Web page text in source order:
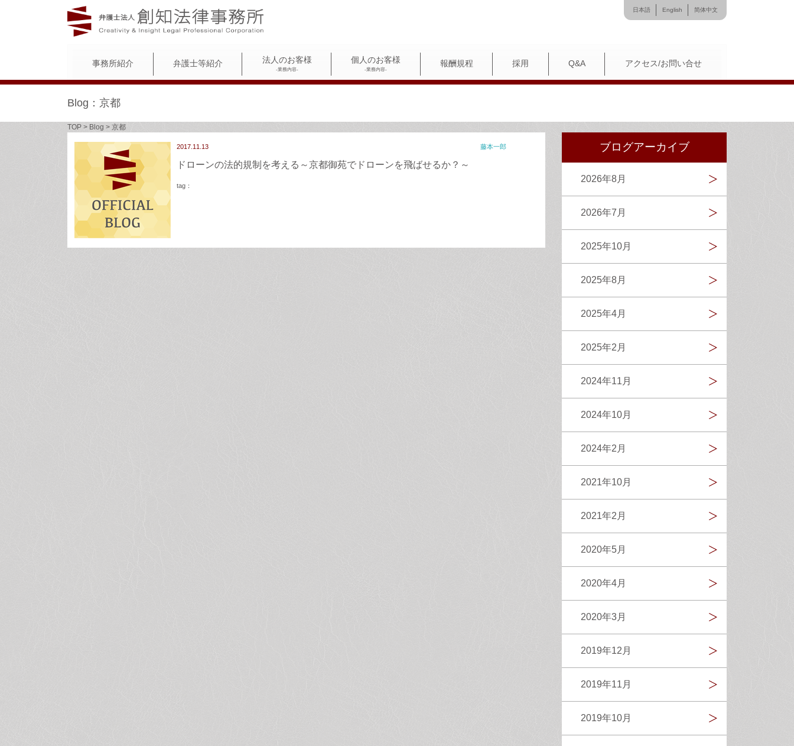
事務所紹介 弁護士等紹介 法人のお客様
-業務内容-
個人のお客様
-業務内容-
報酬規程 採用 Q&A アクセス/お問い合せ
日本語 English 简体中文
Blog：京都
TOP > Blog > 京都
2017.11.13 藤本一郎
ドローンの法的規制を考える～京都御苑でドローンを飛ばせるか？～
tag：
ブログアーカイブ
2026年8月
2026年7月
2025年10月
2025年8月
2025年4月
2025年2月
2024年11月
2024年10月
2024年2月
2021年10月
2021年2月
2020年5月
2020年4月
2020年3月
2019年12月
2019年11月
2019年10月